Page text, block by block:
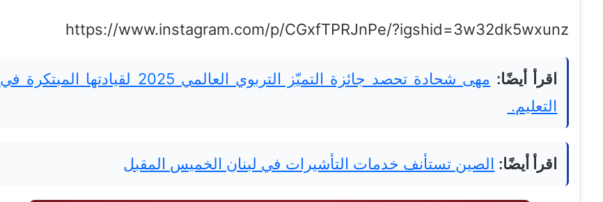
https://www.instagram.com/p/CGxfTPRJnPe/?igshid=3w32dk5wxunz
اقرأ أيضًا:
مهى شحادة تحصد جائزة التميّز التربوي العالمي 2025 لقيادتها المبتكرة في
التعليم. ​
اقرأ أيضًا: الصين تستأنف خدمات التأشيرات في لبنان الخميس المقبل